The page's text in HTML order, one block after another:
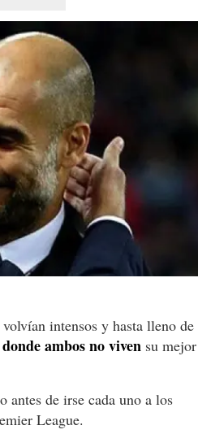
intensos y hasta lleno de
ambos no viven su mejor
antes de irse cada uno a los
League.